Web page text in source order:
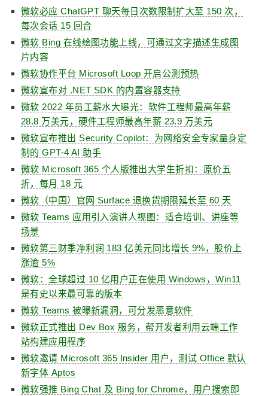
微软必应 ChatGPT 聊天每日次数限制扩大至 150 次，
每次会话 15 回合
微软 Bing 在线绘图功能上线，可通过文字描述生成图
片内容
微软协作平台 Microsoft Loop 开启公测预热
微软宣布对 .NET SDK 的内置容器支持
微软 2022 年员工薪水大曝光：软件工程师最高年薪
28.8 万美元，硬件工程师最高年薪 23.9 万美元
微软宣布推出 Security Copilot：为网络安全专家量身定
制的 GPT-4 AI 助手
微软 Microsoft 365 个人版推出大学生折扣：原价五
折，每月 18 元
微软（中国）官网 Surface 退换货期限延长至 60 天
微软 Teams 应用引入演讲人视图：适合培训、讲座等
场景
微软第三财季净利润 183 亿美元同比增长 9%，股价上
涨逾 5%
微软：全球超过 10 亿用户正在使用 Windows，Win11
是有史以来最可靠的版本
微软 Teams 被曝新漏洞，可分发恶意软件
微软正式推出 Dev Box 服务，帮开发者利用云端工作
站构建应用程序
微软邀请 Microsoft 365 Insider 用户，测试 Office 默认
新字体 Aptos
微软强推 Bing Chat 及 Bing for Chrome，用户搜索即